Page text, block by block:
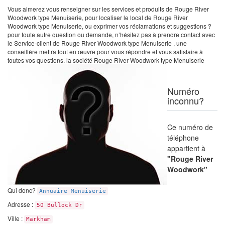
Vous aimerez vous renseigner sur les services et produits de Rouge River
Woodwork type Menuiserie, pour localiser le local de Rouge River
Woodwork type Menuiserie, ou exprimer vos réclamations et suggestions ?
pour toute autre question ou demande, n’hésitez pas à prendre contact avec
le Service-client de Rouge River Woodwork type Menuiserie , une
conseillère mettra tout en œuvre pour vous répondre et vous satisfaire à
toutes vos questions. la société Rouge River Woodwork type Menuiserie
Numéro
inconnu?
Ce numéro de
téléphone
appartient à
"Rouge River
Woodwork"
Qui donc? Annuaire Menuiserie
Adresse : 50 Bullock Dr
Ville : Markham